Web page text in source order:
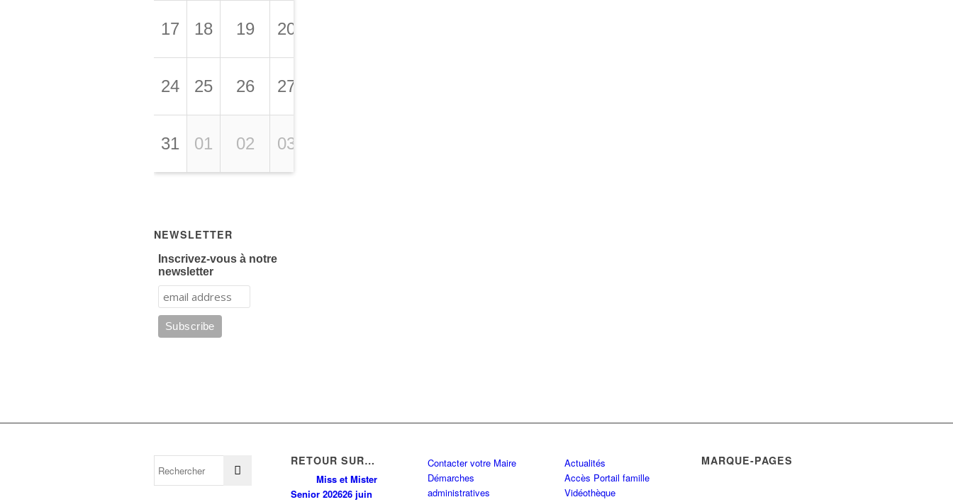
17 18 19 20
24 25 26 27
31 01 02 03
NEWSLETTER
Inscrivez-vous à notre
newsletter
RETOUR SUR…
Miss et Mister
Senior 202626 juin
Contacter votre Maire
Démarches
administratives
Actualités
Accès Portail famille
Vidéothèque
MARQUE-PAGES